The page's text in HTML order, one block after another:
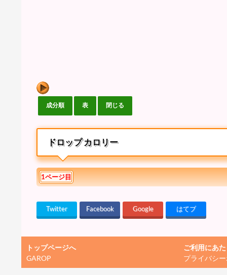
ドロップ カロリー
1ページ目
Twitter Facebook Google はてブ
トップページへ
GAROP
ご利用にあ
プライバシ